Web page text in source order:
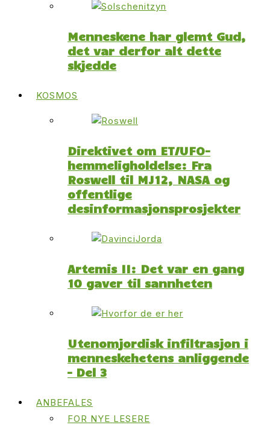
Menneskene har glemt Gud,
det var derfor alt dette
skjedde
KOSMOS
Direktivet om ET/UFO-
hemmeligholdelse: Fra
Roswell til MJ12, NASA og
offentlige
desinformasjonsprosjekter
Artemis II: Det var en gang
10 gaver til sannheten
Utenomjordisk infiltrasjon i
menneskehetens anliggende
– Del 3
ANBEFALES
FOR NYE LESERE